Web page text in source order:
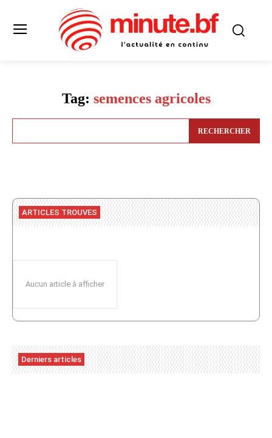
Tag: semences agricoles
RECHERCHER
ARTICLES TROUVES
Aucun article à afficher
Derniers articles